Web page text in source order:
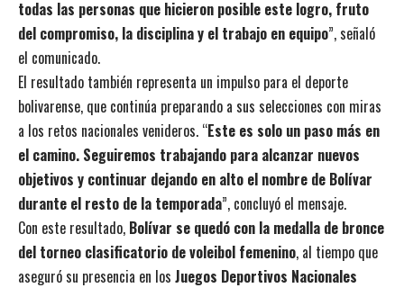
todas las personas que hicieron posible este logro, fruto
del compromiso, la disciplina y el trabajo en equipo”, señaló
el comunicado.
El resultado también representa un impulso para el deporte
bolivarense, que continúa preparando a sus selecciones con miras
a los retos nacionales venideros. “Este es solo un paso más en
el camino. Seguiremos trabajando para alcanzar nuevos
objetivos y continuar dejando en alto el nombre de Bolívar
durante el resto de la temporada”, concluyó el mensaje.
Con este resultado, Bolívar se quedó con la medalla de bronce
del torneo clasificatorio de voleibol femenino, al tiempo que
aseguró su presencia en los Juegos Deportivos Nacionales